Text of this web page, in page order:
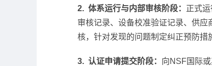
2. 体系运行与内部审核阶段： 正式
审核记录、设备校准验证记录、供
核，针对发现的问题制定纠正预防措
3. 认证申请提交阶段： 向NSF国际